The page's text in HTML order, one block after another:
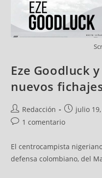
Eze Goodluck
nuevos
Redacción julio
1 comentario
El centrocampista
defensa colombiano, del